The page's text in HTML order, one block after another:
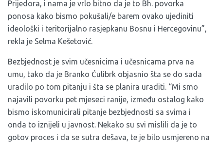
Prijedora, i nama je vrlo bitno da je to Bh. povorka
ponosa kako bismo pokušali/e barem ovako ujediniti
ideološki i teritorijalno rasjepkanu Bosnu i Hercegovinu”,
rekla je Selma Kešetović.
Bezbjednost je svim učesnicima i učesnicama prva na
umu, tako da je Branko Ćulibrk objasnio šta se do sada
uradilo po tom pitanju i šta se planira uraditi. “Mi smo
najavili povorku pet mjeseci ranije, između ostalog kako
bismo iskomunicirali pitanje bezbjednosti sa svima i
onda to iznijeli u javnost. Nekako su svi mislili da je to
gotov proces i da se sutra dešava, te je bilo usmjereno na